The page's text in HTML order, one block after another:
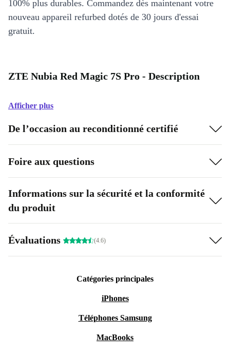
100% plus durables. Commandez dès maintenant votre
nouveau appareil refurbed dotés de 30 jours d'essai
gratuit.
ZTE Nubia Red Magic 7S Pro - Description
Afficher plus
De l’occasion au reconditionné certifié
Foire aux questions
Informations sur la sécurité et la conformité
du produit
Évaluations (4.6)
Catégories principales
iPhones
Téléphones Samsung
MacBooks